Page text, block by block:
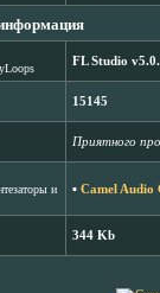
FL Studio
15145
Приятного
и
▪ Camel Audio
344 Kb